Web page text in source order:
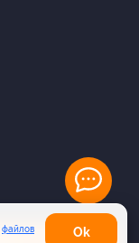
файлов
Оk